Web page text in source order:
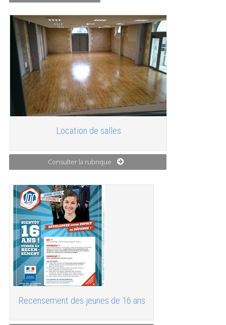
Location de salles
Consulter la rubrique
Recensement des jeunes de 16 ans